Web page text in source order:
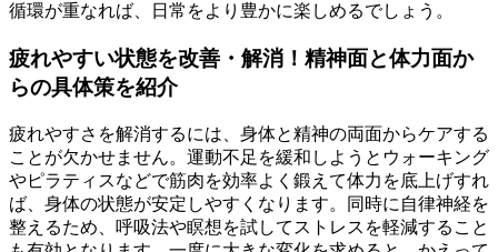
循環が重なれば、日常をより豊かに楽しめるでしょう。
疲れやすい状態を改善・解消！精神面と体力面か
らの具体策を紹介
疲れやすさを解消するには、身体と精神の両面からケアする
ことが欠かせません。運動不足を緩和しようとウォーキング
やピラティスなどで筋肉を効率よく鍛えて体力を底上げすれ
ば、身体の状態が安定しやすくなります。同時に自律神経を
整えるため、呼吸法や瞑想を試してストレスを軽減すること